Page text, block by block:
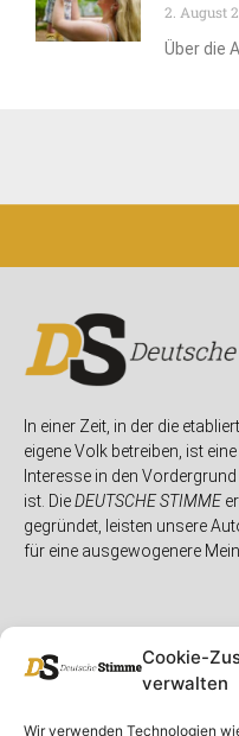
Cookie-
verwalten
Wir verwenden Technologien
2. August
Über die
In einer Zeit, in der die
eigene Volk betreiben, ist
Interesse in den
ist. DieDEUTSCHE STIMME
gegründet, leisten unsere
für eine ausgewogenere
Unser Magazin